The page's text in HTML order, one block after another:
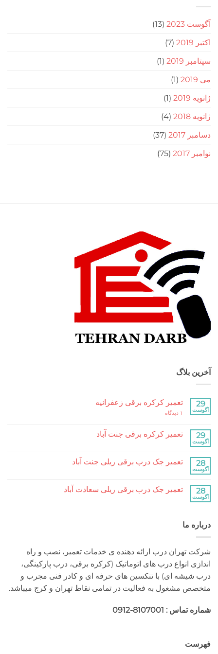
(13)
(7)
(1)
(1)
(1)
(4)
(37)
(75)
تعمیر کرکره برقی زعفرانیه
۱ دیدگاه
برای
برقی
زعفرانیه
تعمیر کرکره برقی جنت آباد
هیچ
برای
تعمیر
کرکره
برقی
آباد
ثبت
نشده
تعمیر جک درب برقی ریلی جنت آباد
هیچ
برای
تعمیر
جک
درب
جنت
آباد
ثبت
نشده
تعمیر جک درب برقی ریلی سعادت آباد
هیچ
جک
درب
برقی
سعادت
آباد
ما
درب ارائه دهنده ی خدمات تعمیر، نصب و راه
انواع درب های اتوماتیک (کرکره برقی، درب پارکینگی،
ای) با تنکسین های حرفه ای و کادر فنی مجرب و
مشغول به فعالیت در تمامی نقاط تهران و کرج میباشد.
: 8107001-0912